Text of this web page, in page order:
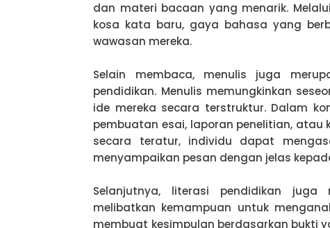
dan materi bacaan yang menarik.
kosa kata baru, gaya bahasa yang
wawasan mereka.
Selain membaca, menulis juga
pendidikan. Menulis memungkinkan
ide mereka secara terstruktur. Dalam
pembuatan esai, laporan penelitian, atau
secara teratur, individu dapat
menyampaikan pesan dengan jelas
Selanjutnya, literasi pendidikan juga
melibatkan kemampuan untuk
membuat kesimpulan berdasarkan bukti